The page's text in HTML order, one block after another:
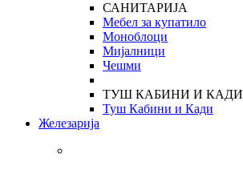
САНИТАРИЈА
Мебел за купатило
Моноблоци
Мијалници
Чешми
ТУШ КАБИНИ И КАДИ
Туш Кабини и Кади
Железарија